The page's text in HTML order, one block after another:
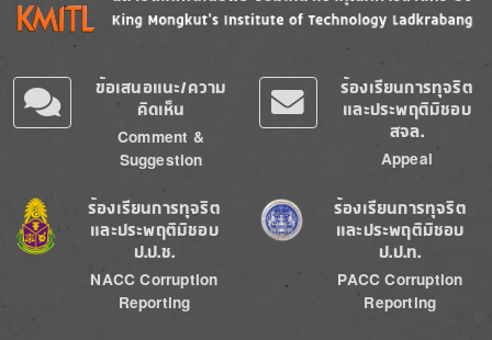
ข้อเสนอแนะ/ความ
คิดเห็น
Comment &
Suggestion
ร้องเรียนการทุจริต
และประพฤติมิชอบ
สจล.
Appeal
Image
ร้องเรียนการทุจริต
และประพฤติมิชอบ
ป.ป.ช.
NACC Corruption
Reporting
Image
ร้องเรียนการทุจริต
และประพฤติมิชอบ
ป.ป.ท.
PACC Corruption
Reporting